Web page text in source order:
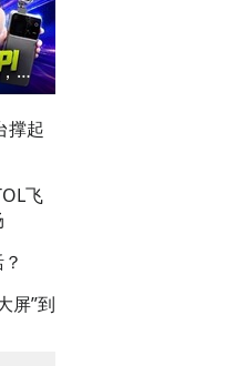
世界人工智能大会：AI开始干活了，但到底干的怎么样？萌新闯WAIC
撑起
飞
屏”到